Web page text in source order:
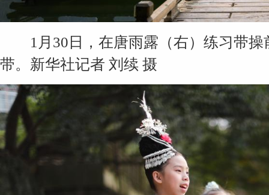
1月30日，在唐雨露（右）练习带操
带。新华社记者 刘续 摄